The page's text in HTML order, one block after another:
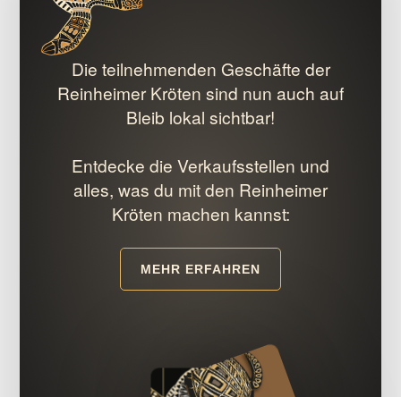
Die teilnehmenden Geschäfte der
Reinheimer Kröten sind nun auch auf
Bleib lokal sichtbar!
Entdecke die Verkaufsstellen und
alles, was du mit den Reinheimer
Kröten machen kannst:
MEHR ERFAHREN